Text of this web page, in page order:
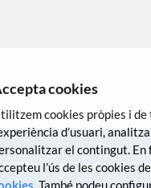
VPN Intranet
cookies
cookies pròpies i
d’usuari,
el contingut. En
l’ús de les cookies
. També podeu